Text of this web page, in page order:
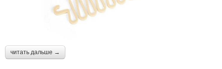
читать дальше →